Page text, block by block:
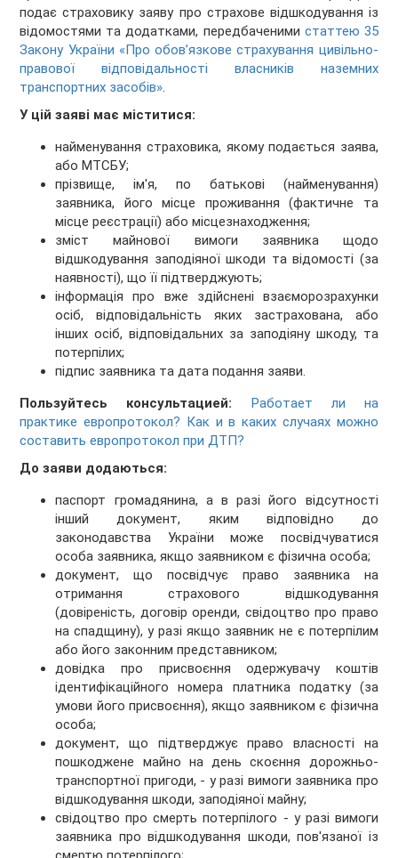
подає страховику заяву про страхове відшкодування із
відомостями та додатками, передбаченими статтею 35
Закону України «Про обов’язкове страхування цивільно-
правової відповідальності власників наземних
транспортних засобів».
У цій заяві має міститися:
найменування страховика, якому подається заява,
або МТСБУ;
прізвище, ім'я, по батькові (найменування)
заявника, його місце проживання (фактичне та
місце реєстрації) або місцезнаходження;
зміст майнової вимоги заявника щодо
відшкодування заподіяної шкоди та відомості (за
наявності), що її підтверджують;
інформація про вже здійснені взаєморозрахунки
осіб, відповідальність яких застрахована, або
інших осіб, відповідальних за заподіяну шкоду, та
потерпілих;
підпис заявника та дата подання заяви.
Пользуйтесь консультацией:
Работает ли на
практике европротокол? Как и в каких случаях можно
составить европротокол при ДТП?
До заяви додаються:
паспорт громадянина, а в разі його відсутності
інший документ, яким відповідно до
законодавства України може посвідчуватися
особа заявника, якщо заявником є фізична особа;
документ, що посвідчує право заявника на
отримання страхового відшкодування
(довіреність, договір оренди, свідоцтво про право
на спадщину), у разі якщо заявник не є потерпілим
або його законним представником;
довідка про присвоєння одержувачу коштів
ідентифікаційного номера платника податку (за
умови його присвоєння), якщо заявником є фізична
особа;
документ, що підтверджує право власності на
пошкоджене майно на день скоєння дорожньо-
транспортної пригоди, - у разі вимоги заявника про
відшкодування шкоди, заподіяної майну;
свідоцтво про смерть потерпілого - у разі вимоги
заявника про відшкодування шкоди, пов'язаної із